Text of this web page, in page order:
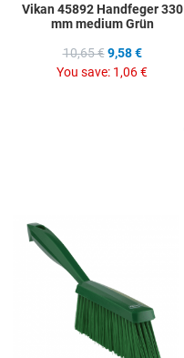
Vikan 45892 Handfeger 330
mm medium Grün
10,65 € 9,58 €
You save: 1,06 €